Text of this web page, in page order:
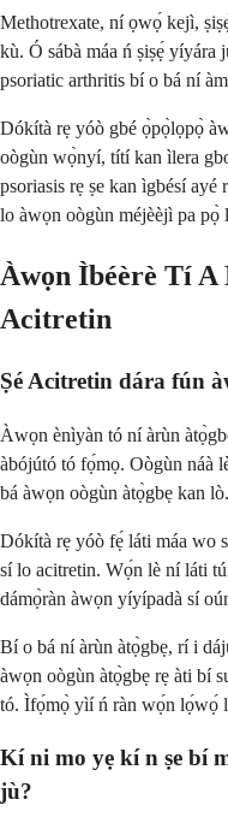
Methotrexate, ní ọwọ́ kejì,
kù. Ó sábà máa ń ṣiṣẹ́
psoriatic arthritis bí o bá ní
Dókítà rẹ yóò gbé ọ̀pọ̀lọpọ̀
oògùn wọ̀nyí, títí kan ìlera
psoriasis rẹ ṣe kan ìgbésí
lo àwọn oògùn méjèèjì pa pọ̀
Àwọn Ìbéèrè Tí A
Acitretin
Ṣé Acitretin dára fún
Àwọn ènìyàn tó ní àrùn
àbójútó tó fọ́mọ. Oògùn náà
bá àwọn oògùn àtọ̀gbẹ kan lò.
Dókítà rẹ yóò fẹ́ láti máa wo
sí lo acitretin. Wọ́n lè ní láti
dámọ̀ràn àwọn yíyípadà sí
Bí o bá ní àrùn àtọ̀gbẹ, rí i
àwọn oògùn àtọ̀gbẹ rẹ àti bí
tó. Ìfọ́mọ̀ yìí ń ràn wọ́n lọ́wọ́
Kí ni mo yẹ kí n ṣe bí
jù?